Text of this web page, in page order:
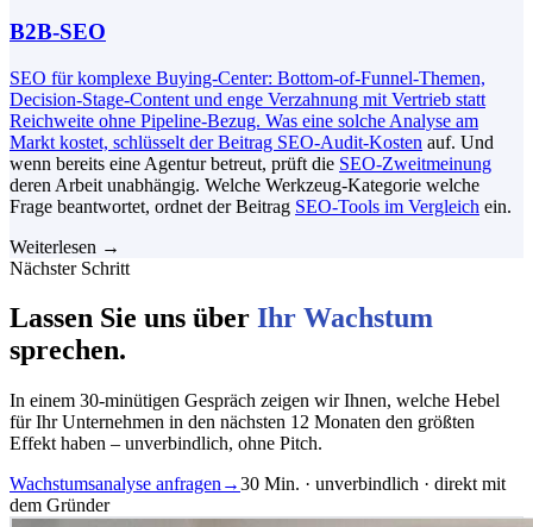
B2B-SEO
SEO für komplexe Buying-Center: Bottom-of-Funnel-Themen,
Decision-Stage-Content und enge Verzahnung mit Vertrieb statt
Reichweite ohne Pipeline-Bezug. Was eine solche Analyse am
Markt kostet, schlüsselt der Beitrag SEO-Audit-Kosten auf. Und
wenn bereits eine Agentur betreut, prüft die SEO-Zweitmeinung
deren Arbeit unabhängig. Welche Werkzeug-Kategorie welche
Frage beantwortet, ordnet der Beitrag SEO-Tools im Vergleich ein.
Weiterlesen →
Nächster Schritt
Lassen Sie uns über Ihr Wachstum
sprechen.
In einem 30-minütigen Gespräch zeigen wir Ihnen, welche Hebel
für Ihr Unternehmen in den nächsten 12 Monaten den größten
Effekt haben – unverbindlich, ohne Pitch.
Wachstumsanalyse anfragen →30 Min. · unverbindlich · direkt mit
dem Gründer